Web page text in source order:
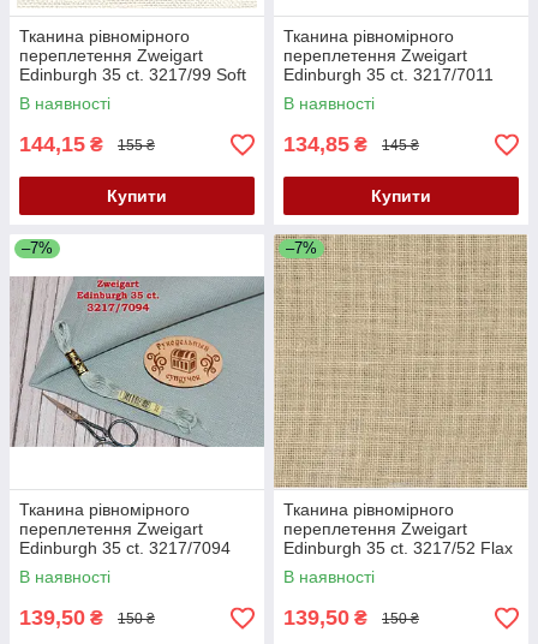
Тканина рівномірного
переплетення Zweigart
Edinburgh 35 ct. 3217/99 Soft
Cream (Ніжний вершковий)
В наявності
144,15 ₴ 155 ₴
Купити
Тканина рівномірного
переплетення Zweigart
Edinburgh 35 ct. 3217/7011
Silvery Moon
В наявності
134,85 ₴ 145 ₴
Купити
–7%
Тканина рівномірного
переплетення Zweigart
Edinburgh 35 ct. 3217/7094
Smoke Blue (Блакитний
серпанок)
В наявності
139,50 ₴ 150 ₴
–7%
Тканина рівномірного
переплетення Zweigart
Edinburgh 35 ct. 3217/52 Flax
(колір натурального льону)
В наявності
139,50 ₴ 150 ₴